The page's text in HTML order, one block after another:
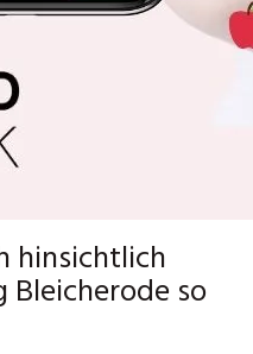
hinsichtlich
Bleicherode so